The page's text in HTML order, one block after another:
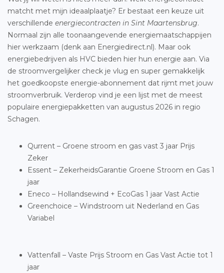
matcht met mijn ideaalplaatje? Er bestaat een keuze uit
verschillende energiecontracten in Sint Maartensbrug.
Normaal zijn alle toonaangevende energiemaatschappijen
hier werkzaam (denk aan Energiedirect.nl). Maar ook
energiebedrijven als HVC bieden hier hun energie aan. Via
de stroomvergelijker check je vlug en super gemakkelijk
het goedkoopste energie-abonnement dat rijmt met jouw
stroomverbruik. Verderop vind je een lijst met de meest
populaire energiepakketten van augustus 2026 in regio
Schagen.
Qurrent – Groene stroom en gas vast 3 jaar Prijs
Zeker
Essent – ZekerheidsGarantie Groene Stroom en Gas 1
jaar
Eneco – Hollandsewind + EcoGas 1 jaar Vast Actie
Greenchoice – Windstroom uit Nederland en Gas
Variabel
Vattenfall – Vaste Prijs Stroom en Gas Vast Actie tot 1
jaar